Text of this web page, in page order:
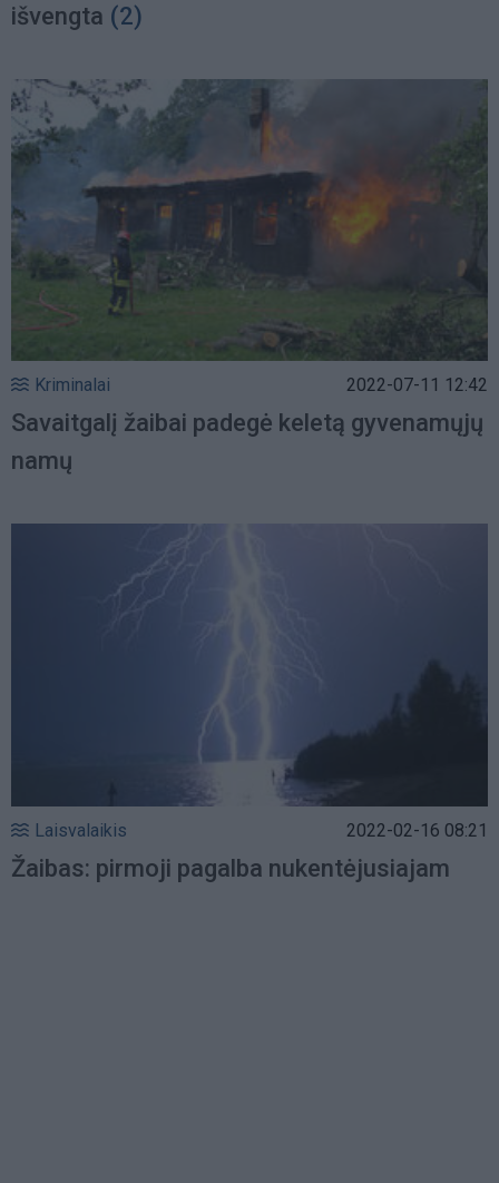
išvengta (2)
Kriminalai 2022-07-11 12:42
Savaitgalį žaibai padegė keletą gyvenamųjų
namų
Laisvalaikis 2022-02-16 08:21
Žaibas: pirmoji pagalba nukentėjusiajam